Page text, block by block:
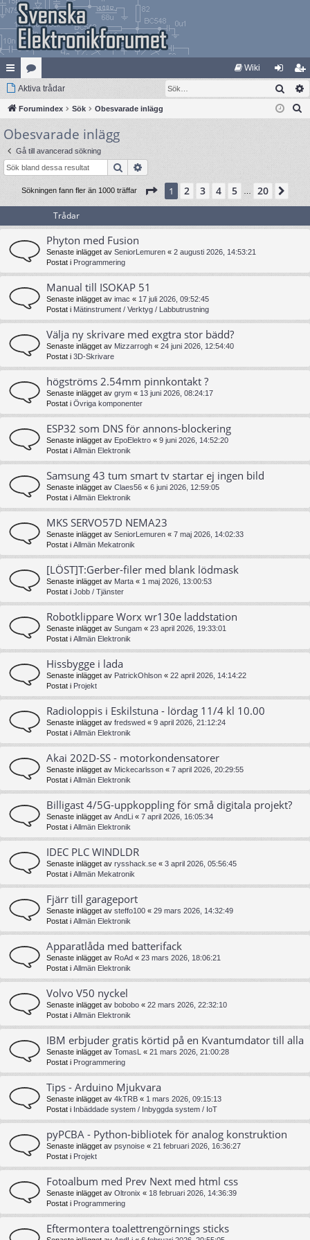
na
bb
lä
nk
ar
at
eg
ori
er
Wiki
og
ga
li
m
Aktiva trådar Sök
Forumindex Sök Obesvarade inlägg
Obesvarade inlägg
Gå till avancerad sökning
Sök
Sökningen fann fler än 1000 träffar Sida 1av20
1 2 3 4 5 20
Trådar
Phyton med Fusion
Senaste inlägget av SeniorLemuren « 2 augusti 2026, 14:53:21
Postat i Programmering
Manual till ISOKAP 51
Senaste inlägget av imac « 17 juli 2026, 09:52:45
Postat i Mätinstrument / Verktyg / Labbutrustning
Välja ny skrivare med exgtra stor bädd?
Senaste inlägget av Mizzarrogh « 24 juni 2026, 12:54:40
Postat i 3D-Skrivare
högströms 2.54mm pinnkontakt ?
Senaste inlägget av grym « 13 juni 2026, 08:24:17
Postat i Övriga komponenter
ESP32 som DNS för annons-blockering
Senaste inlägget av EpoElektro « 9 juni 2026, 14:52:20
Postat i Allmän Elektronik
Samsung 43 tum smart tv startar ej ingen bild
Senaste inlägget av Claes56 « 6 juni 2026, 12:59:05
Postat i Allmän Elektronik
MKS SERVO57D NEMA23
Senaste inlägget av SeniorLemuren « 7 maj 2026, 14:02:33
Postat i Allmän Mekatronik
[LÖST]T:Gerber-filer med blank lödmask
Senaste inlägget av Marta « 1 maj 2026, 13:00:53
Postat i Jobb / Tjänster
Robotklippare Worx wr130e laddstation
Senaste inlägget av Sungam « 23 april 2026, 19:33:01
Postat i Allmän Elektronik
Hissbygge i lada
Senaste inlägget av PatrickOhlson « 22 april 2026, 14:14:22
Postat i Projekt
Radioloppis i Eskilstuna - lördag 11/4 kl 10.00
Senaste inlägget av fredswed « 9 april 2026, 21:12:24
Postat i Allmän Elektronik
Akai 202D-SS - motorkondensatorer
Senaste inlägget av Mickecarlsson « 7 april 2026, 20:29:55
Postat i Allmän Elektronik
Billigast 4/5G-uppkoppling för små digitala projekt?
Senaste inlägget av AndLi « 7 april 2026, 16:05:34
Postat i Allmän Elektronik
IDEC PLC WINDLDR
Senaste inlägget av rysshack.se « 3 april 2026, 05:56:45
Postat i Allmän Mekatronik
Fjärr till garageport
Senaste inlägget av steffo100 « 29 mars 2026, 14:32:49
Postat i Allmän Elektronik
Apparatlåda med batterifack
Senaste inlägget av RoAd « 23 mars 2026, 18:06:21
Postat i Allmän Elektronik
Volvo V50 nyckel
Senaste inlägget av bobobo « 22 mars 2026, 22:32:10
Postat i Allmän Elektronik
IBM erbjuder gratis körtid på en Kvantumdator till alla
Senaste inlägget av TomasL « 21 mars 2026, 21:00:28
Postat i Programmering
Tips - Arduino Mjukvara
Senaste inlägget av 4kTRB « 1 mars 2026, 09:15:13
Postat i Inbäddade system / Inbyggda system / IoT
pyPCBA - Python-bibliotek för analog konstruktion
Senaste inlägget av psynoise « 21 februari 2026, 16:36:27
Postat i Projekt
Fotoalbum med Prev Next med html css
Senaste inlägget av Oltronix « 18 februari 2026, 14:36:39
Postat i Programmering
Eftermontera toalettrengörnings sticks